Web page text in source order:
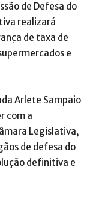
de Defesa do
realizará
de taxa de
e
Arlete Sampaio
com a
Legislativa,
de defesa do
definitiva e